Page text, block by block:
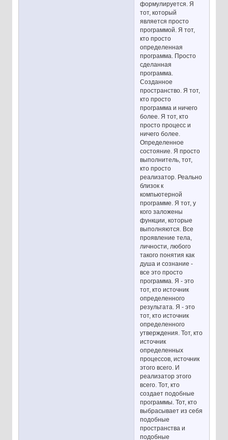
формулируется. Я
тот, который
является просто
программой. Я тот,
кто просто
определенная
программа. Просто
сделанная
программа.
Созданное
пространство. Я тот,
кто просто
программа и ничего
более. Я тот, кто
просто процесс и
ничего более.
Определенное
состояние. Я просто
выполнитель, тот,
кто просто
реализатор. Реально
близок к
компьютерной
программе. Я тот, у
кого заложены
функции, которые
выполняются. Все
проявление тела,
личности, любого
такого понятия как
душа и сознание -
все это просто
программа. Я - это
тот, кто источник
определенного
результата. Я - это
тот, кто источник
определенного
утверждения. Тот, кто
источник
определенных
процессов, источник
этого всего. И
реализатор этого
всего. Тот, кто
создает подобные
программы. Тот, кто
выбрасывает из себя
подобные
пространства и
подобные